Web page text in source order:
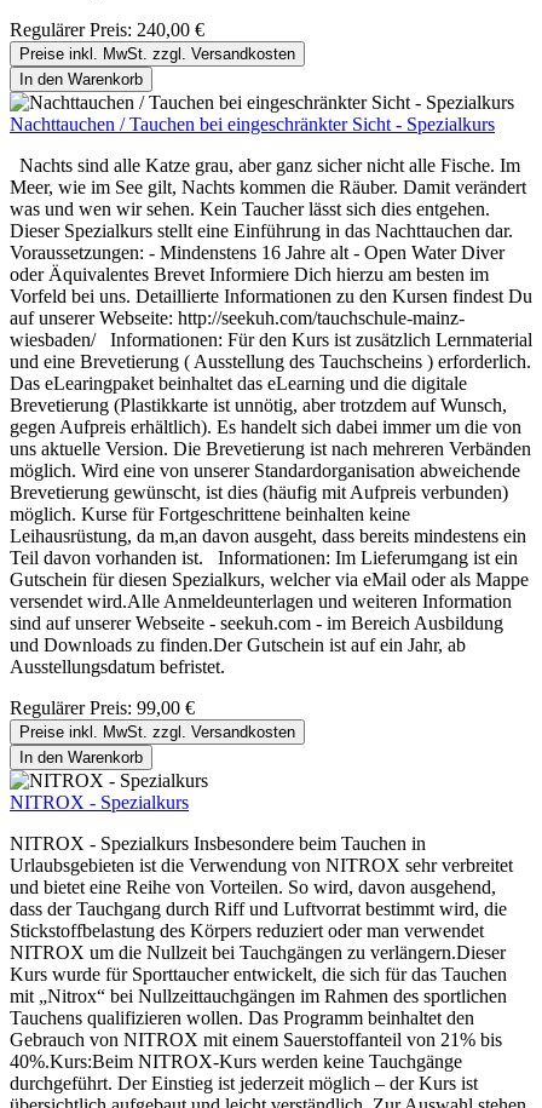
Regulärer Preis: 240,00 €
Preise inkl. MwSt. zzgl. Versandkosten
In den Warenkorb
Nachttauchen / Tauchen bei eingeschränkter Sicht - Spezialkurs
Nachts sind alle Katze grau, aber ganz sicher nicht alle Fische. Im
Meer, wie im See gilt, Nachts kommen die Räuber. Damit verändert
was und wen wir sehen. Kein Taucher lässt sich dies entgehen.
Dieser Spezialkurs stellt eine Einführung in das Nachttauchen dar.
Voraussetzungen: - Mindenstens 16 Jahre alt - Open Water Diver
oder Äquivalentes Brevet Informiere Dich hierzu am besten im
Vorfeld bei uns. Detaillierte Informationen zu den Kursen findest Du
auf unserer Webseite: http://seekuh.com/tauchschule-mainz-
wiesbaden/ Informationen: Für den Kurs ist zusätzlich Lernmaterial
und eine Brevetierung ( Ausstellung des Tauchscheins ) erforderlich.
Das eLearingpaket beinhaltet das eLearning und die digitale
Brevetierung (Plastikkarte ist unnötig, aber trotzdem auf Wunsch,
gegen Aufpreis erhältlich). Es handelt sich dabei immer um die von
uns aktuelle Version. Die Brevetierung ist nach mehreren Verbänden
möglich. Wird eine von unserer Standardorganisation abweichende
Brevetierung gewünscht, ist dies (häufig mit Aufpreis verbunden)
möglich. Kurse für Fortgeschrittene beinhalten keine
Leihausrüstung, da m,an davon ausgeht, dass bereits mindestens ein
Teil davon vorhanden ist. Informationen: Im Lieferumgang ist ein
Gutschein für diesen Spezialkurs, welcher via eMail oder als Mappe
versendet wird.Alle Anmeldeunterlagen und weiteren Information
sind auf unserer Webseite - seekuh.com - im Bereich Ausbildung
und Downloads zu finden.Der Gutschein ist auf ein Jahr, ab
Ausstellungsdatum befristet.
Regulärer Preis: 99,00 €
Preise inkl. MwSt. zzgl. Versandkosten
In den Warenkorb
NITROX - Spezialkurs
NITROX - Spezialkurs Insbesondere beim Tauchen in
Urlaubsgebieten ist die Verwendung von NITROX sehr verbreitet
und bietet eine Reihe von Vorteilen. So wird, davon ausgehend,
dass der Tauchgang durch Riff und Luftvorrat bestimmt wird, die
Stickstoffbelastung des Körpers reduziert oder man verwendet
NITROX um die Nullzeit bei Tauchgängen zu verlängern.Dieser
Kurs wurde für Sporttaucher entwickelt, die sich für das Tauchen
mit „Nitrox“ bei Nullzeittauchgängen im Rahmen des sportlichen
Tauchens qualifizieren wollen. Das Programm beinhaltet den
Gebrauch von NITROX mit einem Sauerstoffanteil von 21% bis
40%.Kurs:Beim NITROX-Kurs werden keine Tauchgänge
durchgeführt. Der Einstieg ist jederzeit möglich – der Kurs ist